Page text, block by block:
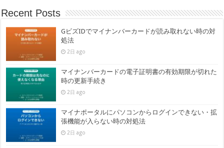
Recent Posts
GビズIDでマイナンバーカードが読み取れない時の対
処法
2日 ago
マイナンバーカードの電子証明書の有効期限が切れた
時の更新手続き
2日 ago
マイナポータルにパソコンからログインできない・拡
張機能が入らない時の対処法
2日 ago